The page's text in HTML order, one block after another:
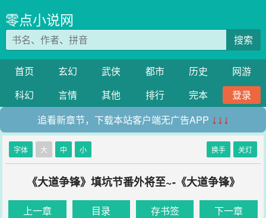
零点小说网
搜索
首页 玄幻 武侠 都市 历史
网游
科幻
言情 其他 排行 完本
登录
追看新章节，下载本站客户端无广告APP ↓↓↓
字体 大 中 小 换手 关灯
《大道争锋》填坑节番外将至~-《大道争锋》
上一章 目录 存书签 下一章